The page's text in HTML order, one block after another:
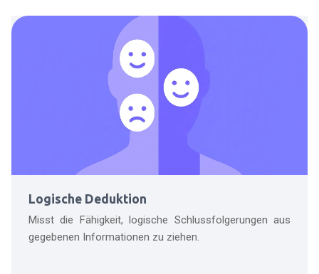
Logische Deduktion
Misst die Fähigkeit, logische Schlussfolgerungen aus
gegebenen Informationen zu ziehen.